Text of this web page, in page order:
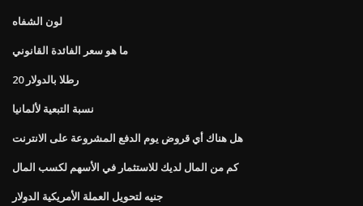
لون الشفاه
ما هو سعر الفائدة القانوني
20 رطلا بالدولار
نسبة التبعية لألمانيا
هل هناك أي قروض يوم الدفع المشروعة على الانترنت
كم من المال لديك للاستثمار في الأسهم لكسب المال
جنيه لتحويل العملة الأمريكية الدولار